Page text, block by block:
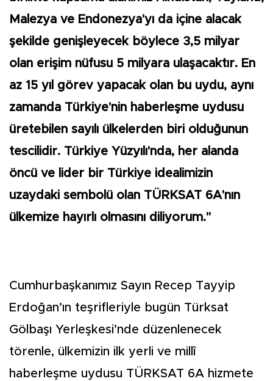
Malezya ve Endonezya'yı da içine alacak
şekilde genişleyecek böylece 3,5 milyar
olan erişim nüfusu 5 milyara ulaşacaktır. En
az 15 yıl görev yapacak olan bu uydu, aynı
zamanda Türkiye'nin haberleşme uydusu
üretebilen sayılı ülkelerden biri olduğunun
tescilidir. Türkiye Yüzyılı'nda, her alanda
öncü ve lider bir Türkiye idealimizin
uzaydaki sembolü olan TÜRKSAT 6A'nın
ülkemize hayırlı olmasını diliyorum."
Cumhurbaşkanımız Sayın Recep Tayyip
Erdoğan’ın teşrifleriyle bugün Türksat
Gölbaşı Yerleşkesi’nde düzenlenecek
törenle, ülkemizin ilk yerli ve millî
haberleşme uydusu TÜRKSAT 6A hizmete